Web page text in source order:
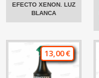
EFECTO XENON. LUZ
BLANCA
13,00 €